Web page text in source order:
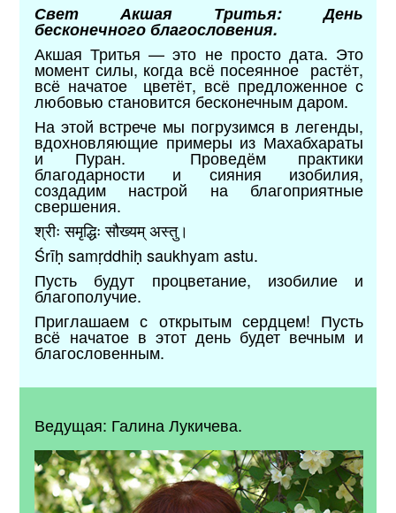
Свет Акшая Тритья: День
бесконечного благословения.
Акшая Тритья — это не просто дата. Это
момент силы, когда всё посеянное растёт,
всё начатое цветёт, всё предложенное с
любовью становится бесконечным даром.
На этой встрече мы погрузимся в легенды,
вдохновляющие примеры из Махабхараты
и Пуран. Проведём практики
благодарности и сияния изобилия,
создадим настрой на благоприятные
свершения.
श्रीः समृद्धिः सौख्यम् अस्तु।
Śrīḥ samṛddhiḥ saukhyam astu.
Пусть будут процветание, изобилие и
благополучие.
Приглашаем с открытым сердцем! Пусть
всё начатое в этот день будет вечным и
благословенным.
Ведущая: Галина Лукичева.